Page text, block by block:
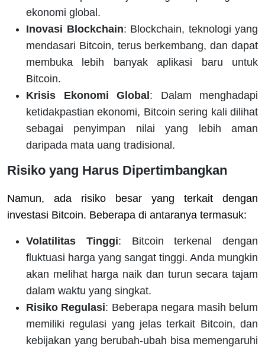
ekonomi global.
Inovasi Blockchain: Blockchain, teknologi yang
mendasari Bitcoin, terus berkembang, dan dapat
membuka lebih banyak aplikasi baru untuk
Bitcoin.
Krisis Ekonomi Global: Dalam menghadapi
ketidakpastian ekonomi, Bitcoin sering kali dilihat
sebagai penyimpan nilai yang lebih aman
daripada mata uang tradisional.
Risiko yang Harus Dipertimbangkan
Namun, ada risiko besar yang terkait dengan
investasi Bitcoin. Beberapa di antaranya termasuk:
Volatilitas Tinggi: Bitcoin terkenal dengan
fluktuasi harga yang sangat tinggi. Anda mungkin
akan melihat harga naik dan turun secara tajam
dalam waktu yang singkat.
Risiko Regulasi: Beberapa negara masih belum
memiliki regulasi yang jelas terkait Bitcoin, dan
kebijakan yang berubah-ubah bisa memengaruhi